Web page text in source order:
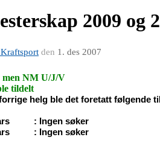
2009 og
den 1. des 2007
NM U/J/V
tildelt
helg ble det foretatt følgende
: Ingen søker
: Ingen søker